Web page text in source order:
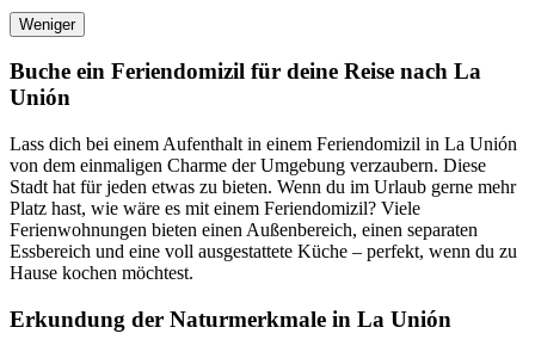
Weniger
Buche ein Feriendomizil für deine Reise nach La
Unión
Lass dich bei einem Aufenthalt in einem Feriendomizil in La Unión
von dem einmaligen Charme der Umgebung verzaubern. Diese
Stadt hat für jeden etwas zu bieten. Wenn du im Urlaub gerne mehr
Platz hast, wie wäre es mit einem Feriendomizil? Viele
Ferienwohnungen bieten einen Außenbereich, einen separaten
Essbereich und eine voll ausgestattete Küche – perfekt, wenn du zu
Hause kochen möchtest.
Erkundung der Naturmerkmale in La Unión